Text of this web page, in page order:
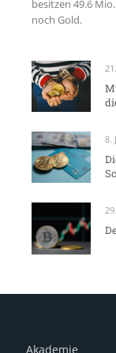
besitzen 49.6
noch Gold.
8.
Akademie